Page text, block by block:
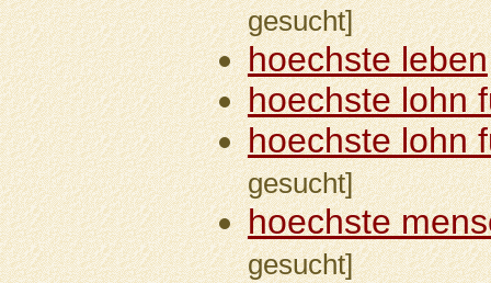
gesucht]
hoechste leben
hoechste lohn
hoechste lohn
gesucht]
hoechste
gesucht]